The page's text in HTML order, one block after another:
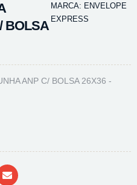
BOLSA
MARCA: ENVELOPE
EXPRESS
ANP C/ BOLSA 26X36 -